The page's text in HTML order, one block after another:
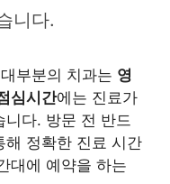
니다.
대부분의 치과는 영
심시간에는 진료가
니다. 방문 전 반드
해 정확한 진료 시간
대에 예약을 하는